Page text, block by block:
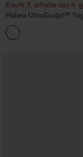
Kaufe 3, erhalte das 4.
Halara UltraSculpt™
Leopardenmuster,
Bein und Taschen